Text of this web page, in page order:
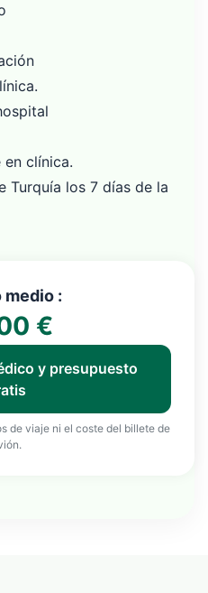
clínica.
Turquía los 7 días de la
medio :
€
y presupuesto
de viaje ni el coste del billete de